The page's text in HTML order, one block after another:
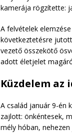
kamerája rögzítette:
A felvételek
következtetésre
vezető összekötő
adott életjelet
Küzdelem az
A család január 9-én
zajlott: önkéntesek,
mély hóban,